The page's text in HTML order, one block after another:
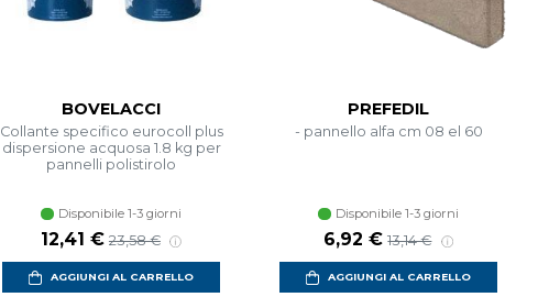
BOVELACCI
Collante specifico eurocoll plus
dispersione acquosa 1.8 kg per
pannelli polistirolo
Disponibile 1-3 giorni
Prezzo scontato
12,41 € Prezzo di listino
23,58 €
AGGIUNGI AL CARRELLO
PREFEDIL
- pannello alfa cm 08 el 60
Disponibile 1-3 giorni
Prezzo scontato
6,92 € Prezzo di listino
13,14 €
AGGIUNGI AL CARRELLO